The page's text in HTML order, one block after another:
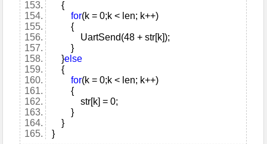
{
for(k = 0;k < len; k++)
{
UartSend(48 + str[k]);
}
}else
{
for(k = 0;k < len; k++)
{
str[k] = 0;
}
}
}